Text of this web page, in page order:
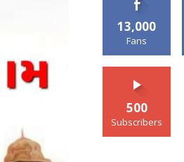
13,000
Fans
500
Subscribers